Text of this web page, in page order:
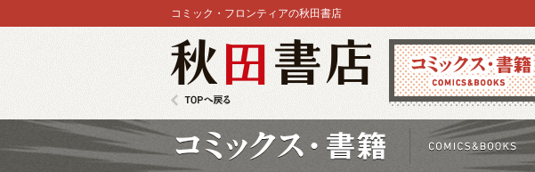
コミックス
コミック・フロンティアの秋田書店